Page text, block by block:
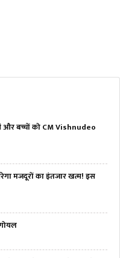
बच्चों को CM Vishnudeo
मजदूरों का इंतजार खत्म! इस